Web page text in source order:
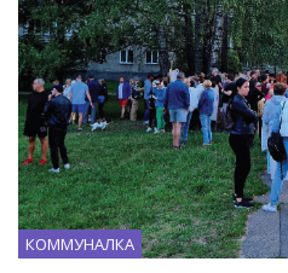
КОММУНАЛКА